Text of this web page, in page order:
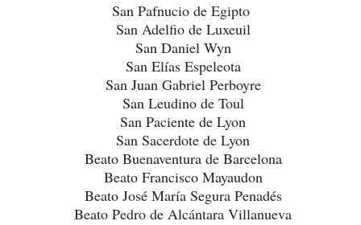
San Pafnucio de Egipto
San Adelfio de Luxeuil
San Daniel Wyn
San Elías Espeleota
San Juan Gabriel Perboyre
San Leudino de Toul
San Paciente de Lyon
San Sacerdote de Lyon
Beato Buenaventura de Barcelona
Beato Francisco Mayaudon
Beato José María Segura Penadés
Beato Pedro de Alcántara Villanueva